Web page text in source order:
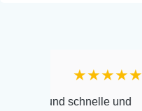
★★★★★
schnelle und
Der